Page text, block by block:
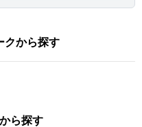
クから探す
ら探す